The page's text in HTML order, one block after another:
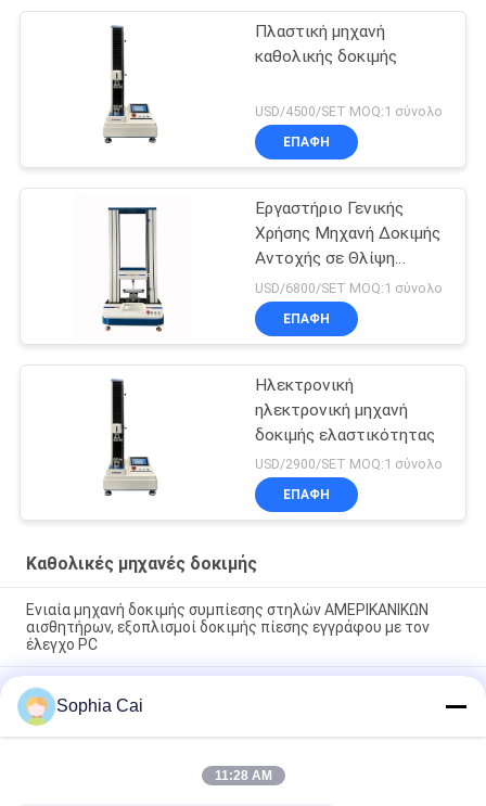
Πλαστική μηχανή
καθολικής δοκιμής
USD/4500/SET MOQ:1 σύνολο
ΕΠΑΦΉ
Εργαστήριο Γενικής
Χρήσης Μηχανή Δοκιμής
Αντοχής σε Θλίψη
Υλικών 5T
USD/6800/SET MOQ:1 σύνολο
ΕΠΑΦΉ
Ηλεκτρονική
ηλεκτρονική μηχανή
δοκιμής ελαστικότητας
USD/2900/SET MOQ:1 σύνολο
ΕΠΑΦΉ
Καθολικές μηχανές δοκιμής
Ενιαία μηχανή δοκιμής συμπίεσης στηλών ΑΜΕΡΙΚΑΝΙΚΩΝ
αισθητήρων, εξοπλισμοί δοκιμής πίεσης εγγράφου με τον
έλεγχο PC
Εναλλασσόμενου ρεύματος μηχανών διπλές μηχανές δοκιμής
στηλών καθολικές για το πλαστικό/το λάστιχο/το ύφασμα με
την εξουσιοδότηση 1 έτους
1~500mm/min υψηλοί μηχανές δοκιμής χαμηλής
θερμοκρασίας ταχύτητας καθολικοί/ελεγκτής συμπίεσης
Sophia Cai
11:28 AM